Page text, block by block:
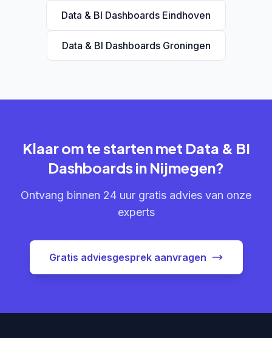
Data & BI Dashboards Eindhoven
Data & BI Dashboards Groningen
Klaar om te starten met Data & BI
Dashboards in Nijmegen?
Ontvang binnen 24 uur gratis advies van onze
experts
Gratis adviesgesprek aanvragen